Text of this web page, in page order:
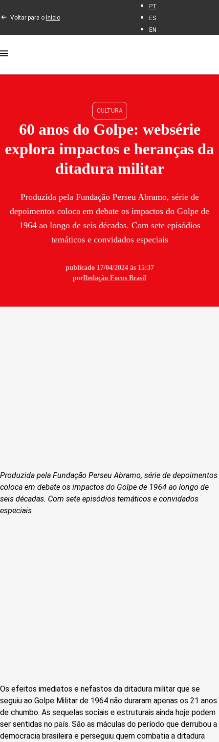
Voltar para o Início
PT
ES
EN
CULTURA
60 anos do Golpe: websérie
explora impactos e heranças da
ditadura militar
Produzida pela Fundação Perseu Abramo, série de
depoimentos coloca em debate os impactos do Golpe de
1964 ao longo de seis décadas. Com sete episódios
temáticos e convidados especiais
publicado 17/04/2024 às 15:37
porRedação Focus Brasil
Produzida pela Fundação Perseu Abramo, série de depoimentos
coloca em debate os impactos do Golpe de 1964 ao longo de
seis décadas. Com sete episódios temáticos e convidados
especiais
Os efeitos imediatos e nefastos da ditadura militar que se
seguiu ao Golpe Militar de 1964 não duraram apenas os 21 anos
de chumbo. As sequelas sociais e estruturais ainda hoje podem
ser sentidas no país. São as máculas do período que derrubou a
democracia brasileira e perseguiu quem combatia a ditadura